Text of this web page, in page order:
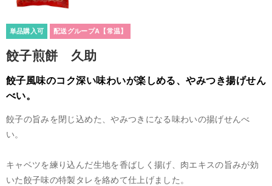
単品購入可 配送グループA【常温】
餃子煎餅 久助
餃子風味のコク深い味わいが楽しめる、やみつき揚げせん
べい。
餃子の旨みを閉じ込めた、やみつきになる味わいの揚げせんべ
い。
キャベツを練り込んだ生地を香ばしく揚げ、肉エキスの旨みが効
いた餃子味の特製タレを絡めて仕上げました。